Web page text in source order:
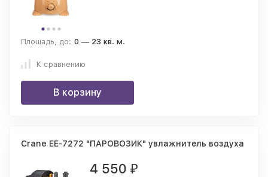
Площадь, до: 0 — 23 кв. м.
К сравнению
В корзину
Crane EE-7272 "ПАРОВОЗИК" увлажнитель воздуха
4 550 ₽